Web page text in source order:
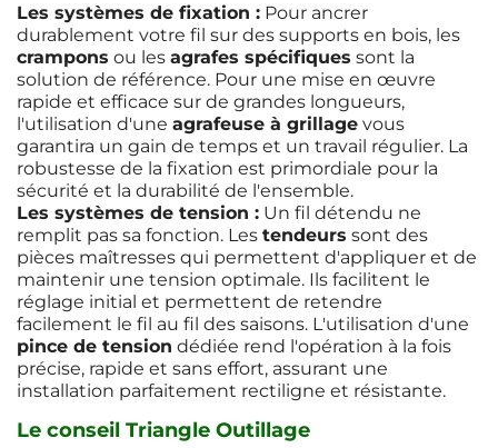
Les systèmes de fixation : Pour ancrer
durablement votre fil sur des supports en bois, les
crampons ou les agrafes spécifiques sont la
solution de référence. Pour une mise en œuvre
rapide et efficace sur de grandes longueurs,
l'utilisation d'une agrafeuse à grillage vous
garantira un gain de temps et un travail régulier. La
robustesse de la fixation est primordiale pour la
sécurité et la durabilité de l'ensemble.
Les systèmes de tension : Un fil détendu ne
remplit pas sa fonction. Les tendeurs sont des
pièces maîtresses qui permettent d'appliquer et de
maintenir une tension optimale. Ils facilitent le
réglage initial et permettent de retendre
facilement le fil au fil des saisons. L'utilisation d'une
pince de tension dédiée rend l'opération à la fois
précise, rapide et sans effort, assurant une
installation parfaitement rectiligne et résistante.
Le conseil Triangle Outillage